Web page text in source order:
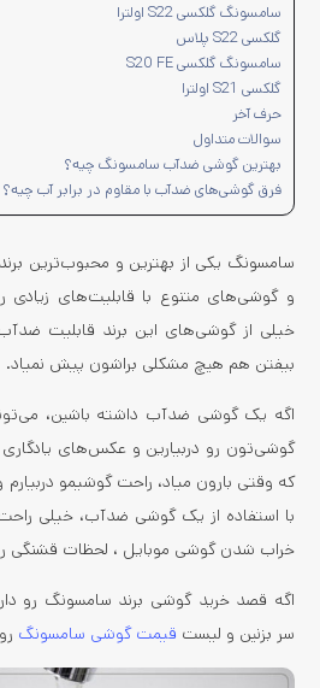
سامسونگ گلکسی S22 اولترا
گلکسی S22 پلاس
سامسونگ گلکسی S20 FE
گلکسی S21 اولترا
حرف آخر
سوالات متداول
بهترین گوشی ضدآب سامسونگ چیه؟
فرق گوشی‌های ضدآب با مقاوم در برابر آب چیه؟
سامسونگ یکی از بهترین و محبوب‌ترین
و گوشی‌های متنوع با قابلیت‌های زیادی
خیلی از گوشی‌های این برند قابلیت
بیفتن هم هیچ مشکلی براشون پیش نمیاد.
اگه یک گوشی ضدآب داشته باشین،
گوشی‌تون رو دربیارین و عکس‌های
که وقتی بارون میاد، راحت گوشیمو
با استفاده از یک گوشی ضدآب، خیلی
خراب شدن گوشی موبایل ، لحظات قشنگی
اگه قصد خرید گوشی برند سامسونگ رو
سر بزنین و لیست قیمت گوشی سامسونگ